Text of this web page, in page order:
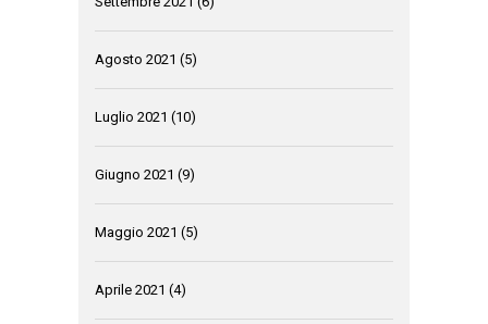
Agosto 2021 (5)
Luglio 2021 (10)
Giugno 2021 (9)
Maggio 2021 (5)
Aprile 2021 (4)